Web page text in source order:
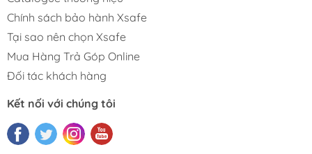
Chính sách bảo hành Xsafe
Tại sao nên chọn Xsafe
Mua Hàng Trả Góp Online
Đối tác khách hàng
Kết nối với chúng tôi